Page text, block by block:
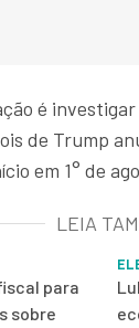
é investigar
de Trump
em 1° de
LEIA
para
sobre